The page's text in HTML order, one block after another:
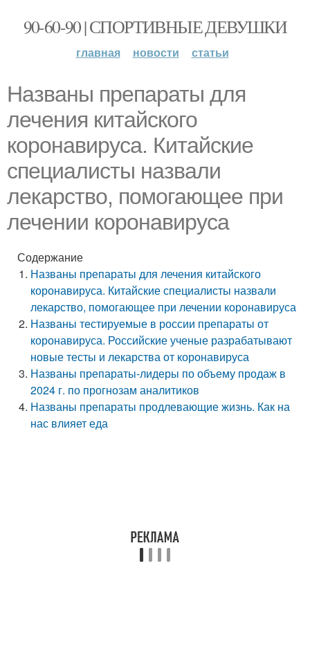
90-60-90 | СПОРТИВНЫЕ ДЕВУШКИ
главная новости статьи
Названы препараты для
лечения китайского
коронавируса. Китайские
специалисты назвали
лекарство, помогающее при
лечении коронавируса
Содержание
Названы препараты для лечения китайского
коронавируса. Китайские специалисты назвали
лекарство, помогающее при лечении коронавируса
Названы тестируемые в россии препараты от
коронавируса. Российские ученые разрабатывают
новые тесты и лекарства от коронавируса
Названы препараты-лидеры по объему продаж в
2024 г. по прогнозам аналитиков
Названы препараты продлевающие жизнь. Как на
нас влияет еда